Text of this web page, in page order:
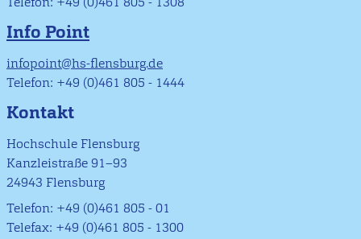
Info Point
infopoint@hs-flensburg.de
Telefon: +49 (0)461 805 - 1444
Kontakt
Hochschule Flensburg
Kanzleistraße 91–93
24943 Flensburg
Telefon: +49 (0)461 805 - 01
Telefax: +49 (0)461 805 - 1300